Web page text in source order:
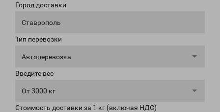
Город доставки
Ставрополь
Тип перевозки
Автоперевозка
Введите вес
От 3000 кг
Стоимость доставки за 1 кг (включая НДС)